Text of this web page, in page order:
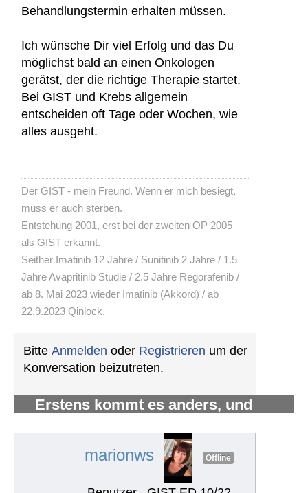
Behandlungstermin erhalten müssen.
Ich wünsche Dir viel Erfolg und das Du
möglichst bald an einen Onkologen
gerätst, der die richtige Therapie startet.
Bei GIST und Krebs allgemein
entscheiden oft Tage oder Wochen, wie
alles ausgeht.
Der GIST - mein Freund. Wenn er mich besiegt,
muss er auch sterben.
Entstehung 2001, erst bei der zweiten OP 2005
als GIST erkannt.
Seither Imatinib 12 Jahre / Sunitinib 2 Jahre / 1.5
Jahre Avapritinib Studie / 2.5 Jahre Regorafenib /
ab 8. Mai 2023 wieder Imatinib (Akkord) / ab
22.9.2023 Qinlock.
Bitte Anmelden oder Registrieren um der
Konversation beizutreten.
Erstens kommt es anders, und
marionws Offline